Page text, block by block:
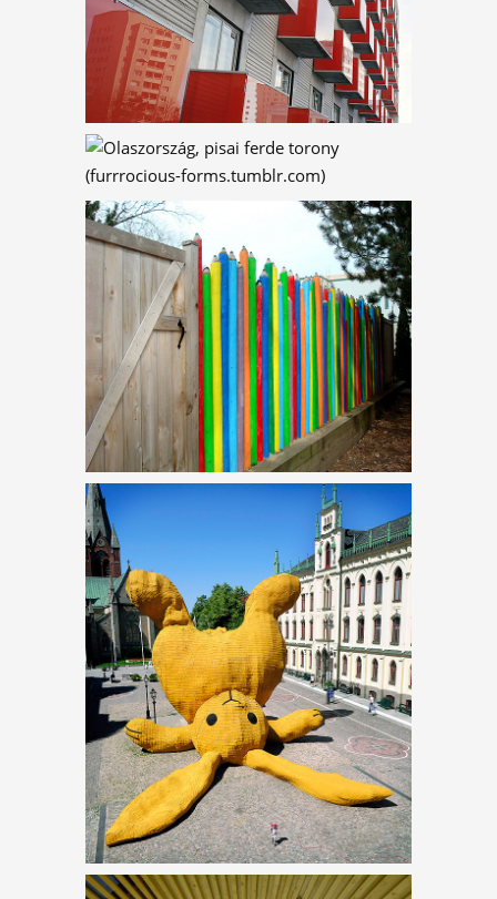
AZ ELSŐ SZŐRÖS
ÉPÜLETLÉNY
VÁZLATFÜZET – JÁTÉK
ERKÉLYEK
LOLCICÁK ÉS AZ
ÉPÍTÉSZET
CERUZAKERÍTÉS